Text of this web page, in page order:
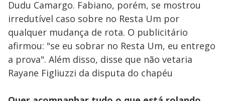
Dudu Camargo. Fabiano, porém, se mostrou
irredutível caso sobre no Resta Um por
qualquer mudança de rota. O publicitário
afirmou: "se eu sobrar no Resta Um, eu entrego
a prova". Além disso, disse que não vetaria
Rayane Figliuzzi da disputa do chapéu